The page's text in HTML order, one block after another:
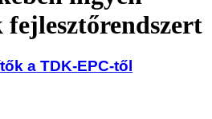
a TDK-EPC-től